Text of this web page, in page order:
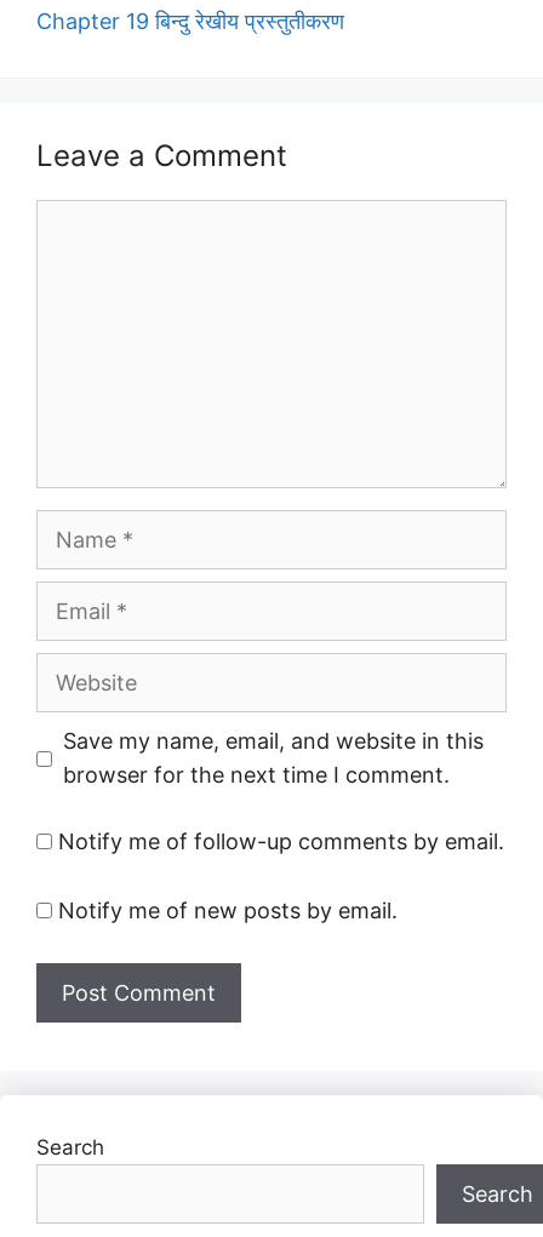
Chapter 19 बिन्दु रेखीय प्रस्तुतीकरण
Leave a Comment
Website
Save my name, email, and website in this
browser for the next time I comment.
Notify me of follow-up comments by email.
Notify me of new posts by email.
Search
Search